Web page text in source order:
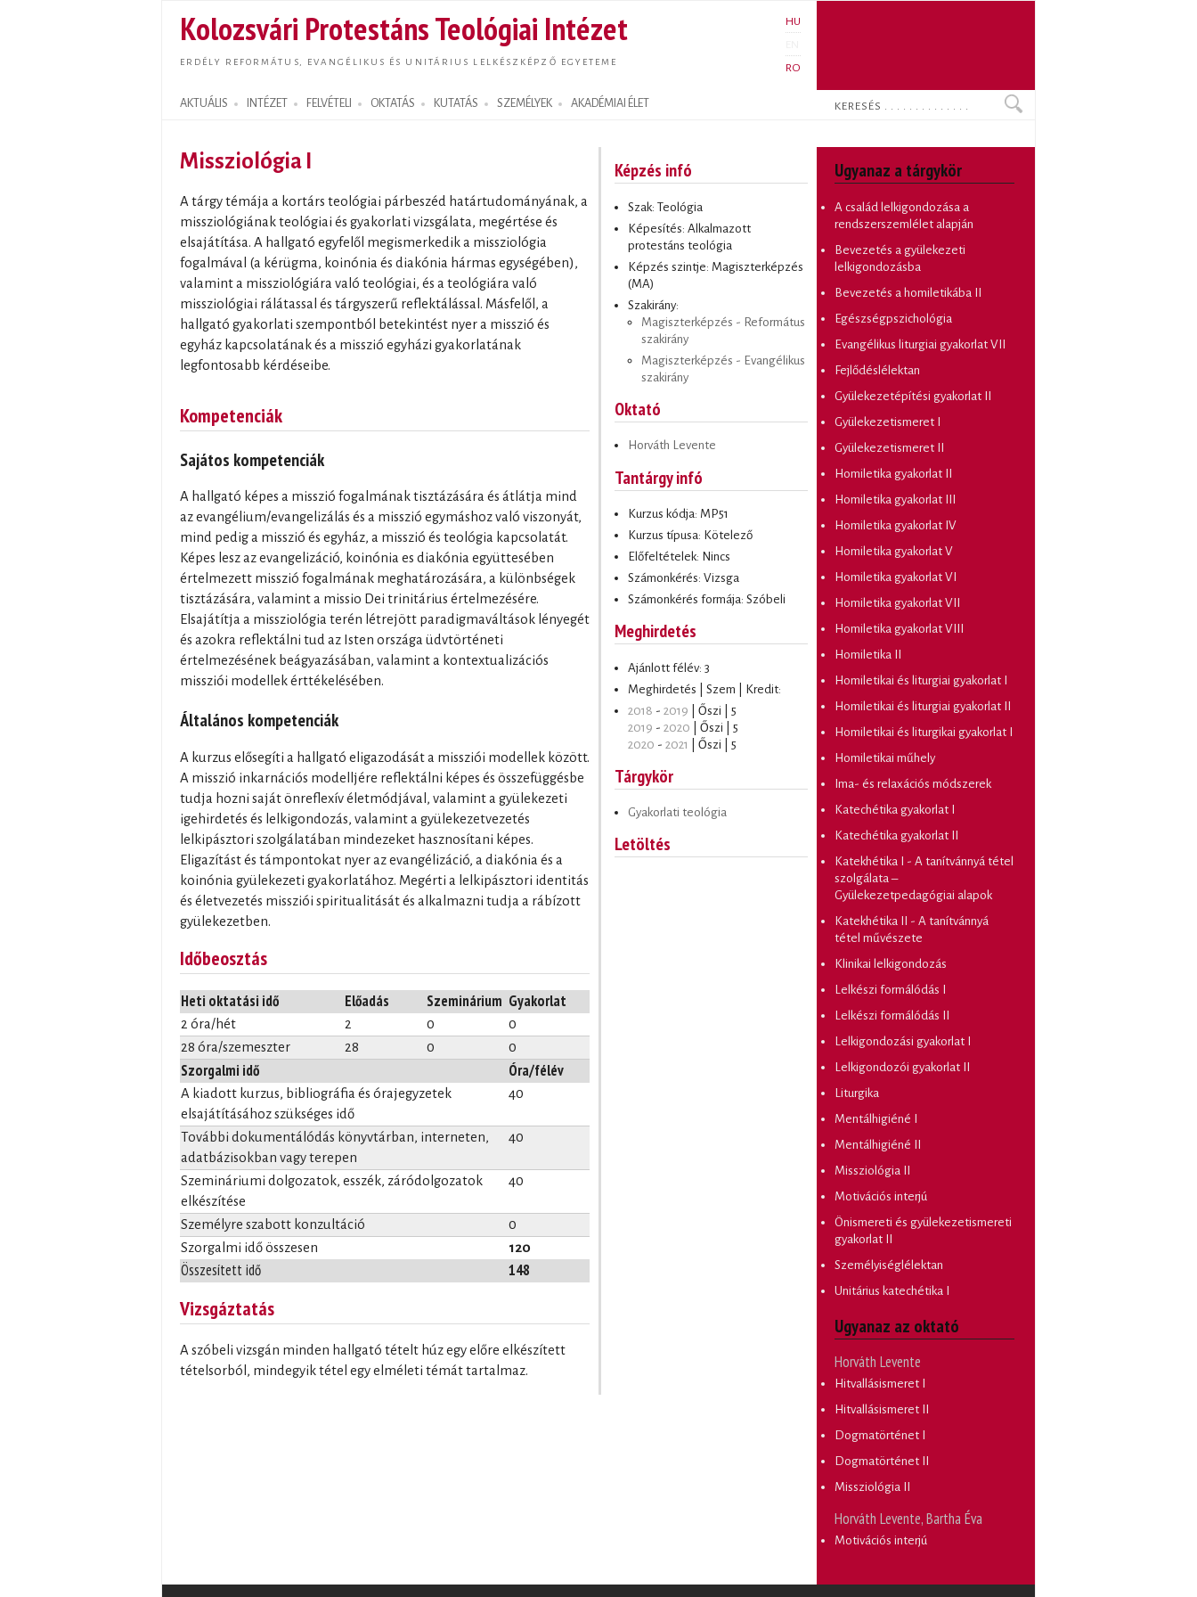
tartalomra
Kolozsvári Protestáns Teológiai Intézet
ERDÉLY REFORMÁTUS, EVANGÉLIKUS ÉS UNITÁRIUS LELKÉSZKÉPZŐ EGYETEME
HU
RO
AKTUÁLIS INTÉZET FELVÉTELI OKTATÁS KUTATÁS SZEMÉLYEK AKADÉMIAI ÉLET
Search form
Keresés
Missziológia I
A tárgy témája a kortárs teológiai párbeszéd határtudományának, a
missziológiának teológiai és gyakorlati vizsgálata, megértése és
elsajátítása. A hallgató egyfelől megismerkedik a missziológia
fogalmával (a kérügma, koinónia és diakónia hármas egységében),
valamint a missziológiára való teológiai, és a teológiára való
missziológiai rálátassal és tárgyszerű reflektálással. Másfelől, a
hallgató gyakorlati szempontból betekintést nyer a misszió és
egyház kapcsolatának és a misszió egyházi gyakorlatának
legfontosabb kérdéseibe.
Kompetenciák
Sajátos kompetenciák
A hallgató képes a misszió fogalmának tisztázására és átlátja mind
az evangélium/evangelizálás és a misszió egymáshoz való viszonyát,
mind pedig a misszió és egyház, a misszió és teológia kapcsolatát.
Képes lesz az evangelizáció, koinónia es diakónia együttesében
értelmezett misszió fogalmának meghatározására, a különbségek
tisztázására, valamint a missio Dei trinitárius értelmezésére.
Elsajátítja a missziológia terén létrejött paradigmaváltások lényegét
és azokra reflektálni tud az Isten országa üdvtörténeti
értelmezésének beágyazásában, valamint a kontextualizációs
missziói modellek érttékelésében.
Általános kompetenciák
A kurzus elősegíti a hallgató eligazodását a missziói modellek között.
A misszió inkarnációs modelljére reflektálni képes és összefüggésbe
tudja hozni saját önreflexív életmódjával, valamint a gyülekezeti
igehirdetés és lelkigondozás, valamint a gyülekezetvezetés
lelkipásztori szolgálatában mindezeket hasznosítani képes.
Eligazítást és támpontokat nyer az evangélizáció, a diakónia és a
koinónia gyülekezeti gyakorlatához. Megérti a lelkipásztori identitás
és életvezetés missziói spiritualitását és alkalmazni tudja a rábízott
gyülekezetben.
Időbeosztás
Heti oktatási idő Előadás Szeminárium Gyakorlat
2 óra/hét 2 0
0
28 óra/szemeszter
28 0 0
Szorgalmi idő Óra/félév
Összesített idő 148
A kiadott kurzus, bibliográfia és órajegyzetek
elsajátításához szükséges idő
40
További dokumentálódás könyvtárban, interneten,
adatbázisokban vagy terepen
40
Szemináriumi dolgozatok, esszék, záródolgozatok
elkészítése
40
Személyre szabott konzultáció
0
Szorgalmi idő összesen
120
Vizsgáztatás
A szóbeli vizsgán minden hallgató tételt húz egy előre elkészített
tételsorból, mindegyik tétel egy elméleti témát tartalmaz.
Képzés infó
Szak: Teológia
Képesítés: Alkalmazott
protestáns teológia
Képzés szintje: Magiszterképzés
(MA)
Szakirány:
Magiszterképzés - Református
szakirány
Magiszterképzés - Evangélikus
szakirány
Oktató
Horváth Levente
Tantárgy infó
Kurzus kódja: MP51
Kurzus típusa: Kötelező
Előfeltételek: Nincs
Számonkérés: Vizsga
Számonkérés formája: Szóbeli
Meghirdetés
Ajánlott félév: 3
Meghirdetés | Szem | Kredit:
2018 - 2019 | Őszi | 5
2019 - 2020 | Őszi | 5
2020 - 2021 | Őszi | 5
Tárgykör
Gyakorlati teológia
Letöltés
Ugyanaz a tárgykör
A család lelkigondozása a
rendszerszemlélet alapján
Bevezetés a gyülekezeti
lelkigondozásba
Bevezetés a homiletikába II
Egészségpszichológia
Evangélikus liturgiai gyakorlat VII
Fejlődéslélektan
Gyülekezetépítési gyakorlat II
Gyülekezetismeret I
Gyülekezetismeret II
Homiletika gyakorlat II
Homiletika gyakorlat III
Homiletika gyakorlat IV
Homiletika gyakorlat V
Homiletika gyakorlat VI
Homiletika gyakorlat VII
Homiletika gyakorlat VIII
Homiletika II
Homiletikai és liturgiai gyakorlat I
Homiletikai és liturgiai gyakorlat II
Homiletikai és liturgikai gyakorlat I
Homiletikai műhely
Ima- és relaxációs módszerek
Katechétika gyakorlat I
Katechétika gyakorlat II
Katekhétika I - A tanítvánnyá tétel
szolgálata –
Gyülekezetpedagógiai alapok
Katekhétika II - A tanítvánnyá
tétel művészete
Klinikai lelkigondozás
Lelkészi formálódás I
Lelkészi formálódás II
Lelkigondozási gyakorlat I
Lelkigondozói gyakorlat II
Liturgika
Mentálhigiéné I
Mentálhigiéné II
Missziológia II
Motivációs interjú
Önismereti és gyülekezetismereti
gyakorlat II
Személyiséglélektan
Unitárius katechétika I
Ugyanaz az oktató
Horváth Levente
Hitvallásismeret I
Hitvallásismeret II
Dogmatörténet I
Dogmatörténet II
Missziológia II
Horváth Levente, Bartha Éva
Motivációs interjú